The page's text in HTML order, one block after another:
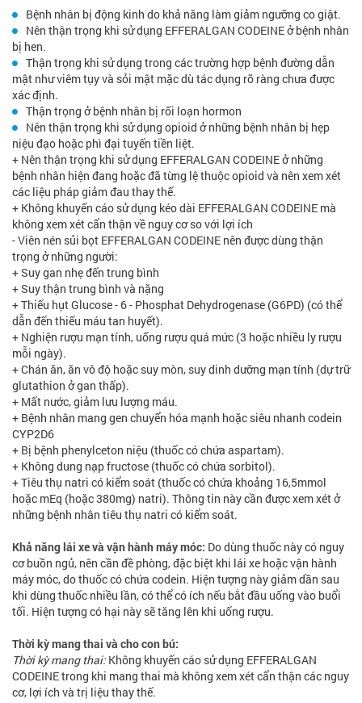
Bệnh nhân bị động kinh do khả năng làm giảm ngưỡng co giật.
Nên thận trọng khi sử dụng EFFERALGAN CODEINE ở bệnh nhân
bị hen.
Thận trọng khi sử dụng trong các trường hợp bệnh đường dẫn
mật như viêm tụy và sỏi mật mặc dù tác dụng rõ ràng chưa được
xác định.
Thận trọng ở bệnh nhân bị rối loạn hormon
Nên thận trọng khi sử dụng opioid ở những bệnh nhân bị hẹp
niệu đạo hoặc phì đại tuyến tiền liệt.
+ Nên thận trọng khi sử dụng EFFERALGAN CODEINE ở những
bệnh nhân hiện đang hoặc đã từng lệ thuộc opioid và nên xem xét
các liệu pháp giảm đau thay thế.
+ Không khuyến cáo sử dụng kéo dài EFFERALGAN CODEINE mà
không xem xét cẩn thận về nguy cơ so với lợi ích
- Viên nén sủi bọt EFFERALGAN CODEINE nên được dùng thận
trọng ở những người:
+ Suy gan nhẹ đến trung bình
+ Suy thận trung bình và nặng
+ Thiếu hụt Glucose - 6 - Phosphat Dehydrogenase (G6PD) (có thể
dẫn đến thiếu máu tan huyết).
+ Nghiện rượu mạn tính, uống rượu quá mức (3 hoặc nhiều ly rượu
mỗi ngày).
+ Chán ăn, ăn vô độ hoặc suy mòn, suy dinh dưỡng mạn tính (dự trữ
glutathion ở gan thấp).
+ Mất nước, giảm lưu lượng máu.
+ Bệnh nhân mang gen chuyển hóa mạnh hoặc siêu nhanh codein
CYP2D6
+ Bị bệnh phenylceton niệu (thuốc có chứa aspartam).
+ Không dung nạp fructose (thuốc có chứa sorbitol).
+ Tiêu thụ natri có kiểm soát (thuốc có chứa khoảng 16,5mmol
hoặc mEq (hoặc 380mg) natri). Thông tin này cần được xem xét ở
những bệnh nhân tiêu thụ natri có kiểm soát.
Khả năng lái xe và vận hành máy móc: Do dùng thuốc này có nguy
cơ buồn ngủ, nên cần đề phòng, đặc biệt khi lái xe hoặc vận hành
máy móc, do thuốc có chứa codein. Hiện tượng này giảm dần sau
khi dùng thuốc nhiều lần, có thể có ích nếu bắt đầu uống vào buổi
tối. Hiện tượng có hại này sẽ tăng lên khi uống rượu.
Thời kỳ mang thai và cho con bú:
Thời kỳ mang thai: Không khuyến cáo sử dụng EFFERALGAN
CODEINE trong khi mang thai mà không xem xét cẩn thận các nguy
cơ, lợi ích và trị liệu thay thế.